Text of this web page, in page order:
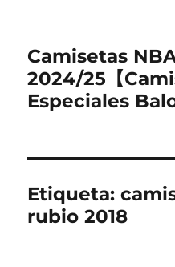
Camisetas
2024/25【
Especiales
Etiqueta:
rubio 2018